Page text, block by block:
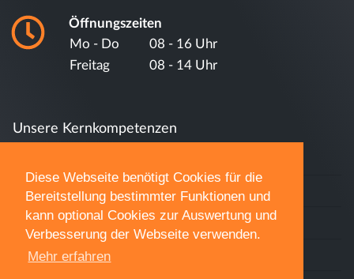
Diese Webseite benötigt Cookies für die
Bereitstellung bestimmter Funktionen und
kann optional Cookies zur Auswertung und
Verbesserung der Webseite verwenden.
Mehr erfahren
Öffnungszeiten
Mo - Do
08 - 16 Uhr
Freitag
08 - 14 Uhr
Unsere Kernkompetenzen
Cross-Plattform Apps
Datenbanken & Schnittstellen
KI, Agenten & Digitalisierung